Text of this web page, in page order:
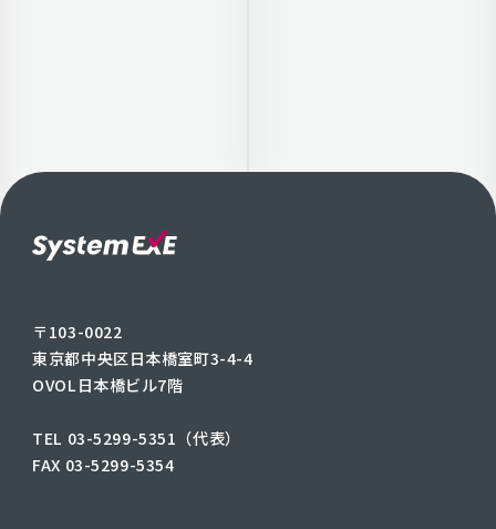
〒103-0022
東京都中央区日本橋室町3-4-4
OVOL日本橋ビル7階
TEL 03-5299-5351（代表）
FAX 03-5299-5354